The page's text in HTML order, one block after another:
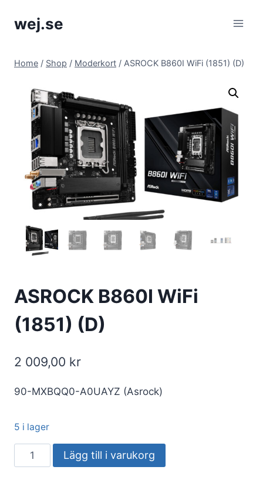
wej.se
Home / Shop / Moderkort / ASROCK B860I WiFi (1851) (D)
ASROCK B860I WiFi
(1851) (D)
2 009,00 kr
90-MXBQQ0-A0UAYZ (Asrock)
5 i lager
ASROCK
B860I
Lägg till i varukorg